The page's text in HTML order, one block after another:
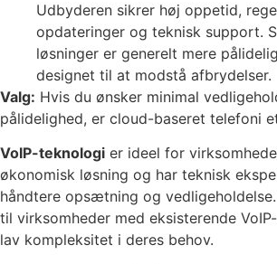
Udbyderen sikrer høj oppetid,
opdateringer og teknisk support.
løsninger er generelt mere
designet til at modstå afbrydelser.
Valg: Hvis du ønsker minimal
pålidelighed, er cloud-baseret telefoni
VoIP-teknologi er ideel for
økonomisk løsning og har teknisk
håndtere opsætning og
til virksomheder med eksisterende
lav kompleksitet i deres behov.